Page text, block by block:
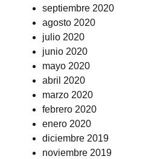
septiembre 2020
agosto 2020
julio 2020
junio 2020
mayo 2020
abril 2020
marzo 2020
febrero 2020
enero 2020
diciembre 2019
noviembre 2019